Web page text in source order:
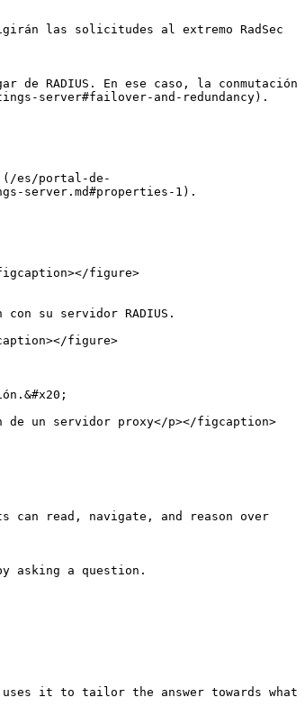
las solicitudes al extremo RadSec
RADIUS. En ese caso, la conmutación
server#failover-and-redundancy).
es/portal-de-
server.md#properties-1).
figcaption></figure>
su servidor RADIUS.
figure>
de un servidor proxy</p></figcaption>
can read, navigate, and reason over
asking a question.
it to tailor the answer towards what